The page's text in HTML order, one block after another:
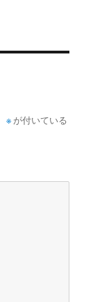
※ が付いている